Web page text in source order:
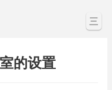
三
的设置